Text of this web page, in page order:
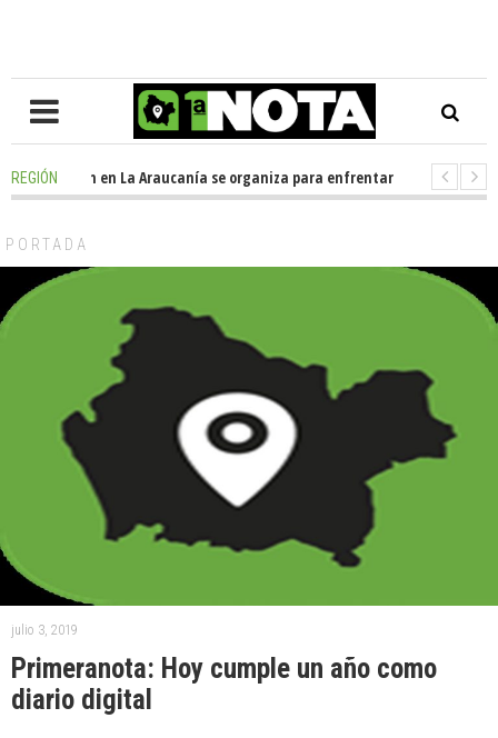
REGIÓN
- Oposición en La Araucanía se organiza para enfrentar los impactos
PORTADA
julio 3, 2019
Primeranota: Hoy cumple un año como
diario digital